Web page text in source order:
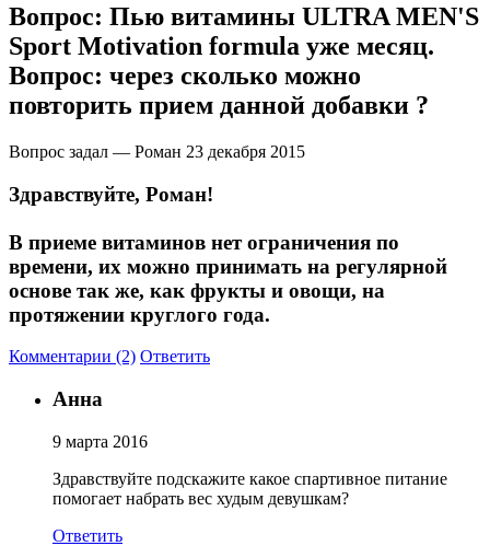
Прочее
Подарочные сертификаты
Полезные продукты
НАЗАД
Снеки и шоколад
Соусы и Топпинги
Распродажа!
Распродажа NOW
Вопрос: Пью витамины ULTRA MEN'S
Sport Motivation formula уже месяц.
Вопрос: через сколько можно
повторить прием данной добавки ?
Вопрос задал — Роман 23 декабря 2015
Здравствуйте, Роман!
В приеме витаминов нет ограничения по
времени, их можно принимать на регулярной
основе так же, как фрукты и овощи, на
протяжении круглого года.
Комментарии (2) Ответить
Анна
9 марта 2016
Здравствуйте подскажите какое спартивное питание
помогает набрать вес худым девушкам?
Ответить